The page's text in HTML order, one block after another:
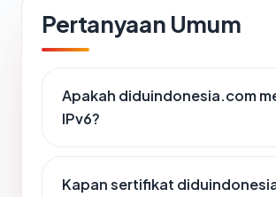
Pertanyaan Umum
Apakah diduindonesia.com
IPv6?
Kapan sertifikat